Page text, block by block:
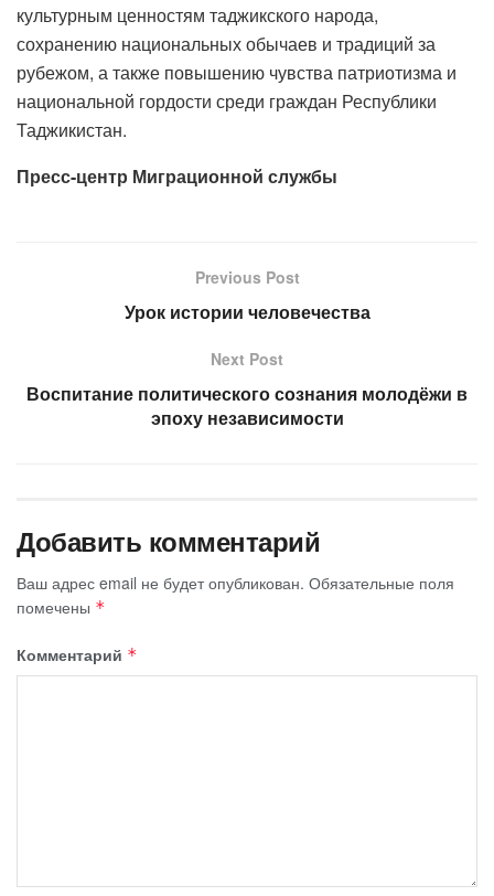
культурным ценностям таджикского народа,
сохранению национальных обычаев и традиций за
рубежом, а также повышению чувства патриотизма и
национальной гордости среди граждан Республики
Таджикистан.
Пресс-центр Миграционной службы
Previous Post
Урок истории человечества
Next Post
Воспитание политического сознания молодёжи в
эпоху независимости
Добавить комментарий
Ваш адрес email не будет опубликован. Обязательные поля
помечены *
Комментарий *